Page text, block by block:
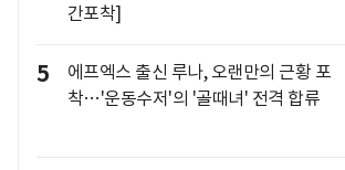
간포착]
5
에프엑스 출신 루나, 오랜만의 근황 포
착…'운동수저'의 '골때녀' 전격 합류